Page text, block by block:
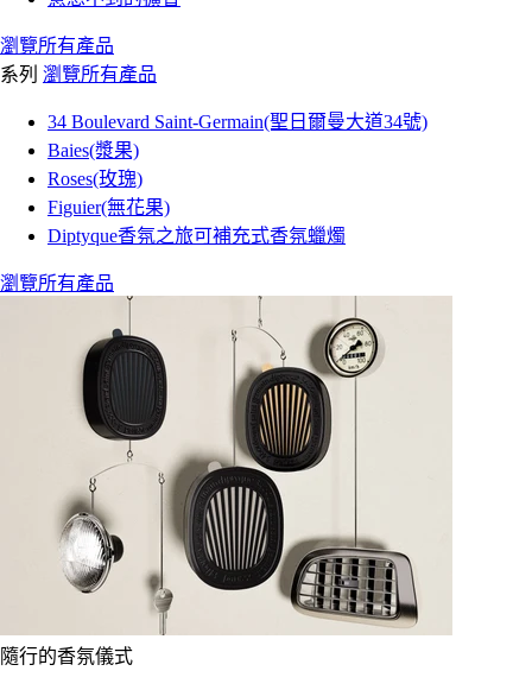
瀏覽所有產品
系列 瀏覽所有產品
34 Boulevard Saint-Germain(聖日爾曼大道34號)
Baies(漿果)
Roses(玫瑰)
Figuier(無花果)
Diptyque香氛之旅可補充式香氛蠟燭
瀏覽所有產品
隨行的香氛儀式